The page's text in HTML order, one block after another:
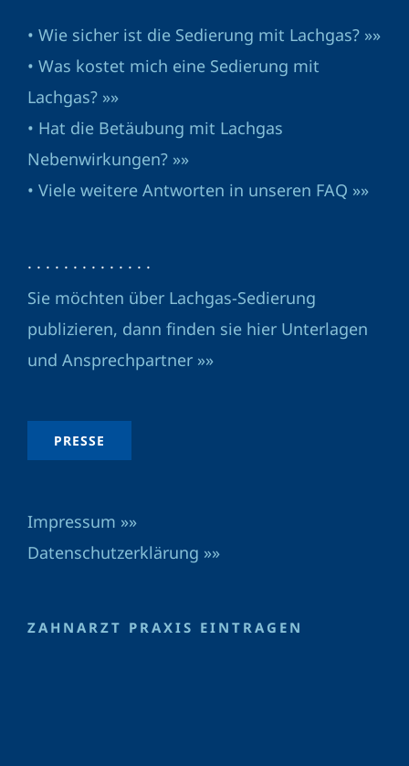
• Wie sicher ist die Sedierung mit Lachgas? »»
• Was kostet mich eine Sedierung mit
Lachgas? »»
• Hat die Betäubung mit Lachgas
Nebenwirkungen? »»
• Viele weitere Antworten in unseren FAQ »»
· · · · · · · · · · · · · ·
Sie möchten über Lachgas-Sedierung
publizieren, dann finden sie hier Unterlagen
und Ansprechpartner »»
PRESSE
Impressum »»
Datenschutzerklärung »»
ZAHNARZT PRAXIS EINTRAGEN